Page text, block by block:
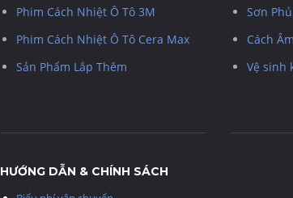
Phim Cách Nhiệt Ô Tô 3M
Phim Cách Nhiệt Ô Tô Cera Max
Sản Phẩm Lắp Thêm
Sơn
Cách
Vệ sinh
HƯỚNG DẪN & CHÍNH SÁCH